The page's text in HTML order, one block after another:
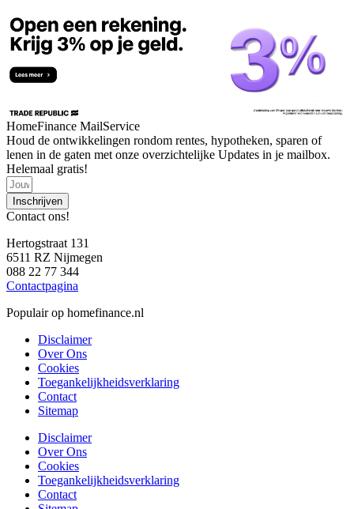
HomeFinance MailService
Houd de ontwikkelingen rondom rentes, hypotheken, sparen of
lenen in de gaten met onze overzichtelijke Updates in je mailbox.
Helemaal gratis!
Inschrijven
Contact ons!
Hertogstraat 131
6511 RZ Nijmegen
088 22 77 344
Contactpagina
Populair op homefinance.nl
Disclaimer
Over Ons
Cookies
Toegankelijkheidsverklaring
Contact
Sitemap
Disclaimer
Over Ons
Cookies
Toegankelijkheidsverklaring
Contact